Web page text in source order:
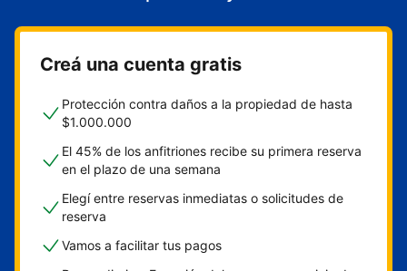
Creá una cuenta gratis
Protección contra daños a la propiedad de hasta
$1.000.000
El 45% de los anfitriones recibe su primera reserva
en el plazo de una semana
Elegí entre reservas inmediatas o solicitudes de
reserva
Vamos a facilitar tus pagos